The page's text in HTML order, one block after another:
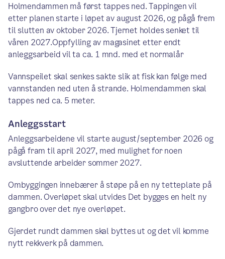
Holmendammen må først tappes ned. Tappingen vil
etter planen starte i løpet av august 2026, og pågå frem
til slutten av oktober 2026. Tjernet holdes senket til
våren 2027.Oppfylling av magasinet etter endt
anleggsarbeid vil ta ca. 1 mnd. med et normalår
Vannspeilet skal senkes sakte slik at fisk kan følge med
vannstanden ned uten å strande. Holmendammen skal
tappes ned ca. 5 meter.
Anleggsstart
Anleggsarbeidene vil starte august/september 2026 og
pågå fram til april 2027, med mulighet for noen
avsluttende arbeider sommer 2027.
Ombyggingen innebærer å støpe på en ny tetteplate på
dammen. Overløpet skal utvides Det bygges en helt ny
gangbro over det nye overløpet.
Gjerdet rundt dammen skal byttes ut og det vil komme
nytt rekkverk på dammen.